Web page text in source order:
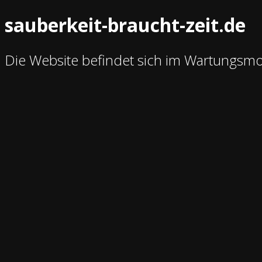
sauberkeit-braucht-zeit.de
Die Website befindet sich im